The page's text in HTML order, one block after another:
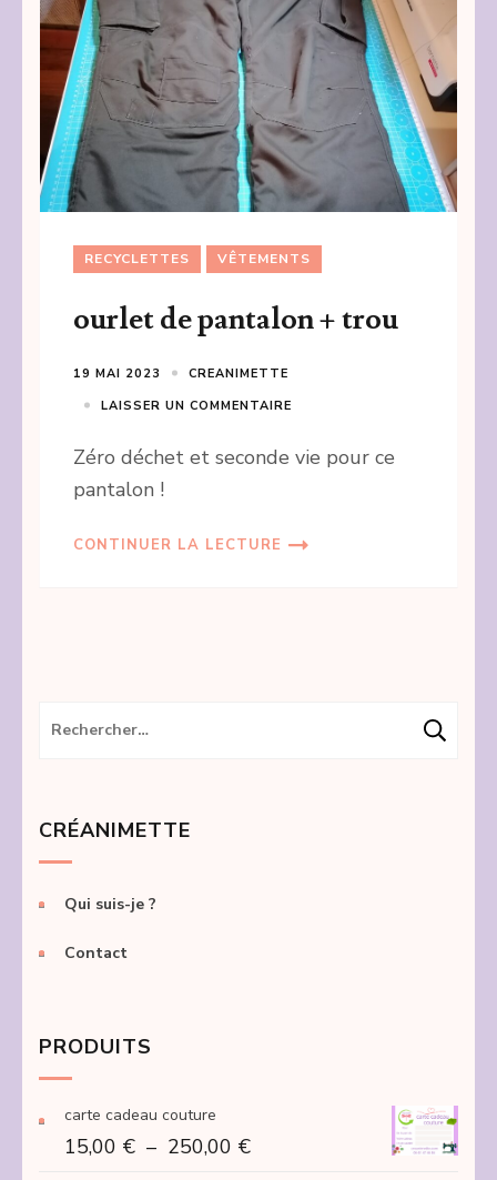
RECYCLETTES VÊTEMENTS
ourlet de pantalon + trou
19 MAI 2023
CREANIMETTE
LAISSER UN COMMENTAIRE
Zéro déchet et seconde vie pour ce
pantalon !
CONTINUER LA LECTURE
Rechercher :
CRÉANIMETTE
Qui suis-je ?
Contact
PRODUITS
carte cadeau couture
15,00 € – 250,00 €Plage